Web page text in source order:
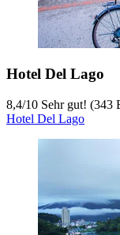
Hotel Del Lago
8,4/10 Sehr gut! (343
Hotel Del Lago